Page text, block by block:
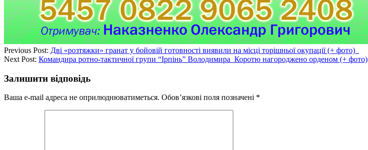
Previous Post: Дві «розтяжки» гранат у бойовій готовності виявили на місці торішньої окупації (+ фото)
Next Post: Командира ротно-тактичної групи “Ірпінь” Володимира Коротю нагороджено орденом (+ фото)
Залишити відповідь
Ваша e-mail адреса не оприлюднюватиметься. Обов’язкові поля позначені *